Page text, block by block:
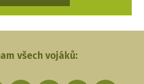
všech vojáků: